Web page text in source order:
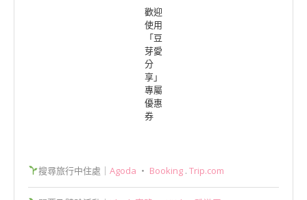
歡迎
使用
「豆
芽愛
分
享」
專屬
優惠
券
搜尋旅行中住處｜ Agoda ‧ Booking. Trip.com